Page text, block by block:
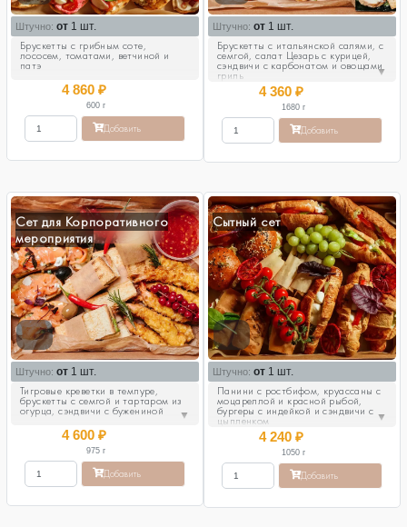
Штучно: от 1 шт.
Брускетты с грибным соте,
лососем, томатами, ветчиной и
патэ
4 860₽
600 г
Добавить
Штучно: от 1 шт.
Брускетты с итальянской салями, с
семгой, салат Цезарь с курицей,
сэндвичи с карбонатом и овощами
гриль ▼
4 360₽
1680г
Добавить
Штучно: от 1 шт.
Сет для Корпоративного
мероприятия
Тигровые креветки в темпуре,
брускетты с семгой и тартаром из
огурца, сэндвичи с бужениной ▼
4 600₽
975 г
Добавить
Штучно: от 1 шт.
Сытный сет
Панини с ростбифом, круассаны с
моцареллой и красной рыбой,
бургеры с индейкой и сэндвичи с
цыпленком ▼
4 240₽
1050г
Добавить